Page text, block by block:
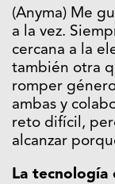
(Anyma) Me
a la vez.
cercana a la
también otra
romper
ambas y
reto difícil,
alcanzar
La tecnología